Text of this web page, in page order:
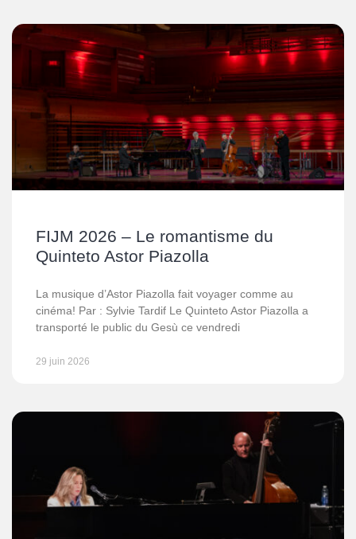
FIJM 2026 – Le romantisme du
Quinteto Astor Piazolla
La musique d’Astor Piazolla fait voyager comme au
cinéma! Par : Sylvie Tardif Le Quinteto Astor Piazolla a
transporté le public du Gesù ce vendredi
29 juin 2026